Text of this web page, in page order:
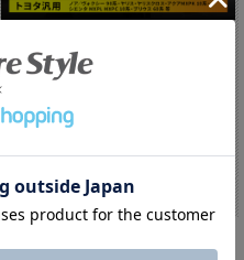
【10%OFF!!】サマーセール開催
中！:3,492円(税込)